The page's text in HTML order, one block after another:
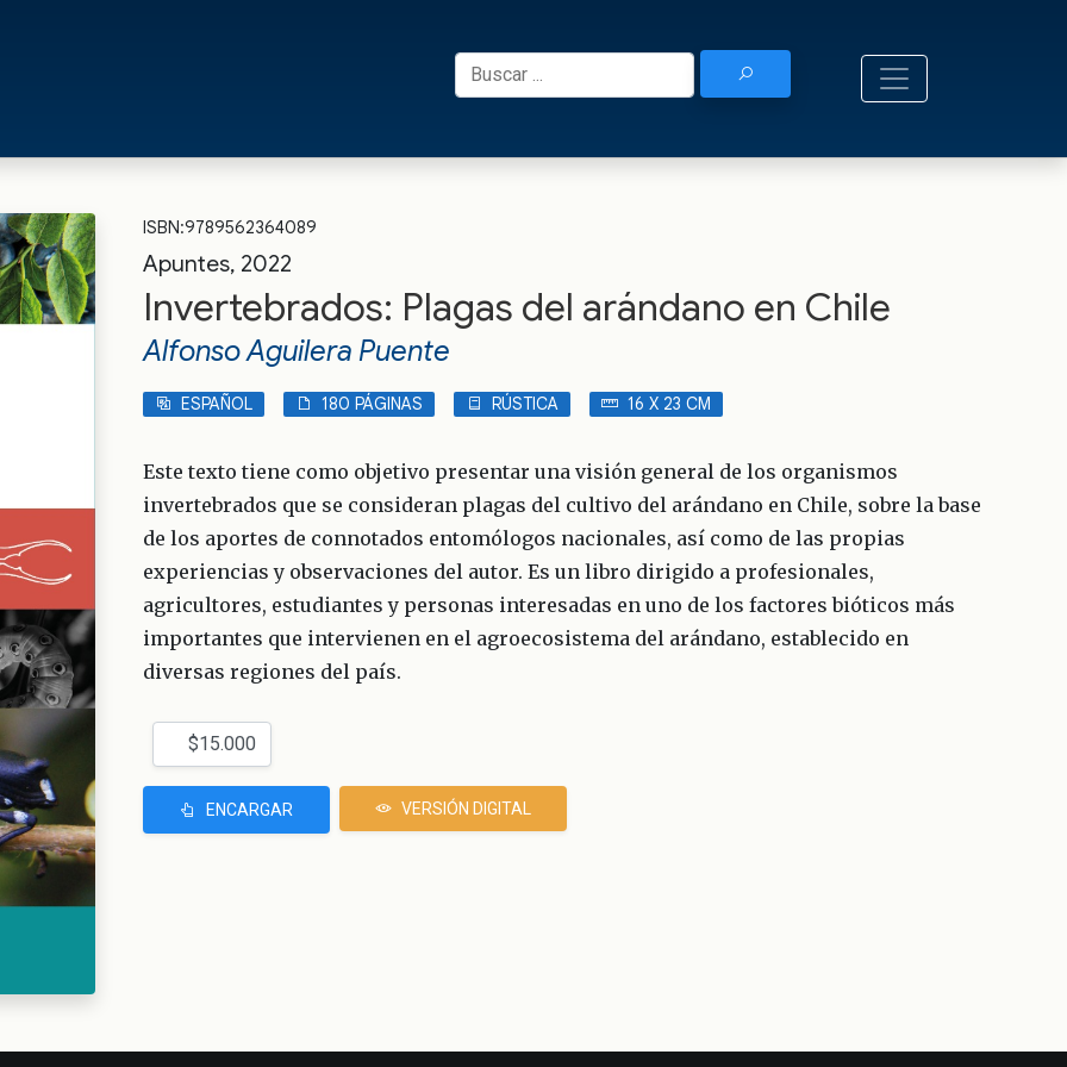
Buscar:
ISBN:9789562364089
Apuntes, 2022
Invertebrados: Plagas del arándano en Chile
Alfonso Aguilera Puente
ESPAÑOL 180 PÁGINAS RÚSTICA 16 X 23 CM
Este texto tiene como objetivo presentar una visión general de los organismos
invertebrados que se consideran plagas del cultivo del arándano en Chile, sobre la base
de los aportes de connotados entomólogos nacionales, así como de las propias
experiencias y observaciones del autor. Es un libro dirigido a profesionales,
agricultores, estudiantes y personas interesadas en uno de los factores bióticos más
importantes que intervienen en el agroecosistema del arándano, establecido en
diversas regiones del país.
ENCARGAR VERSIÓN DIGITAL